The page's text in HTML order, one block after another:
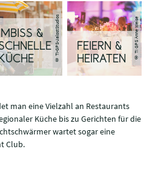
&
© TI-GPS-JalostStudios
FEIERN &
HEIRATEN
© TI GPS Anne Weise
man eine Vielzahl an Restaurants
Küche bis zu Gerichten für die
wartet sogar eine
Club.